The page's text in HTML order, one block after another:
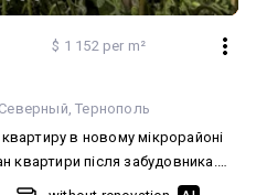
$ 1 152 per m²
Северный Тернополь
в новому мікрорайоні
квартири після забудовника.
лічильники, зроблено стяжку.